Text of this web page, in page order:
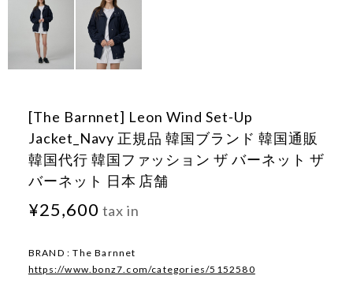
[The Barnnet] Leon Wind Set-Up
Jacket_Navy 正規品 韓国ブランド 韓国通販
韓国代行 韓国ファッション ザ バーネット ザ
バーネット 日本 店舗
¥25,600 tax in
BRAND : The Barnnet
https://www.bonz7.com/categories/5152580